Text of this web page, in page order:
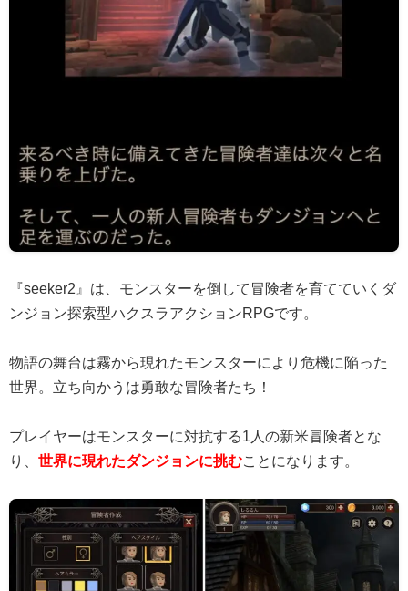
『seeker2』は、モンスターを倒して冒険者を育てていくダ
ンジョン探索型ハクスラアクションRPGです。
物語の舞台は霧から現れたモンスターにより危機に陥った
世界。立ち向かうは勇敢な冒険者たち！
プレイヤーはモンスターに対抗する1人の新米冒険者とな
り、 世界に現れたダンジョンに挑むことになります。